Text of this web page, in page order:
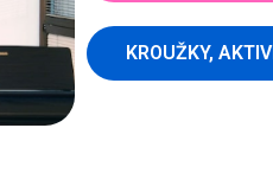
KROUŽKY,